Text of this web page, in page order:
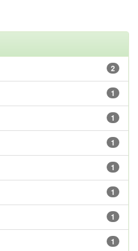
2
1
1
1
1
1
1
1